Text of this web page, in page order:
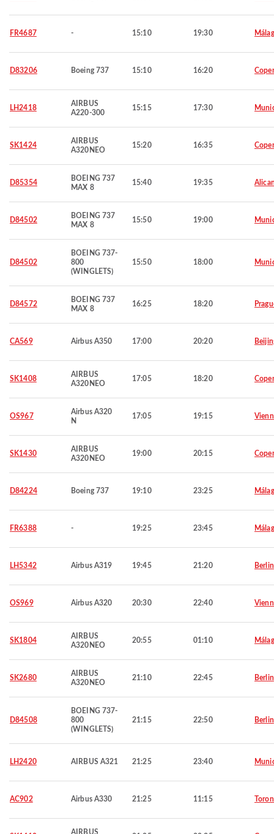
FR4687 - 15:10 19:30
D83206 Boeing 737 15:10 16:20
LH2418
AIRBUS
A220-300
15:15 17:30
SK1424
AIRBUS
A320NEO
15:20 16:35
D85354
BOEING 737
MAX 8
15:40 19:35
D84502
BOEING 737
MAX 8
15:50 19:00
D84502
BOEING 737-
800
(WINGLETS)
15:50 18:00
D84572
BOEING 737
MAX 8
16:25 18:20
CA569 Airbus A350 17:00 20:20
SK1408
AIRBUS
A320NEO
17:05 18:20
OS967
Airbus A320
N
17:05 19:15
SK1430
AIRBUS
A320NEO
19:00 20:15
D84224 Boeing 737 19:10 23:25
FR6388 - 19:25 23:45
LH5342 Airbus A319 19:45 21:20 Berlin
OS969 Airbus A320 20:30 22:40
SK1804
AIRBUS
A320NEO
20:55 01:10
SK2680
AIRBUS
A320NEO
21:10 22:45 Berlin
D84508
BOEING 737-
800
(WINGLETS)
21:15 22:50 Berlin
LH2420 AIRBUS A321 21:25 23:40
AC902 Airbus A330 21:25 11:15
AIRBUS